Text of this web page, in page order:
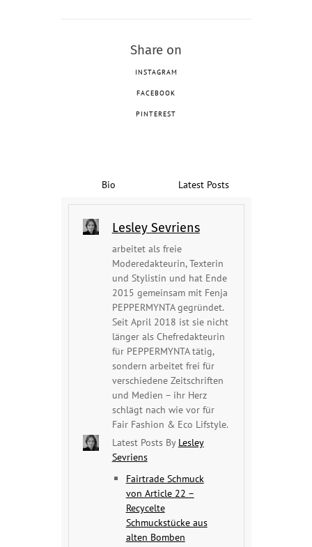
Share on
INSTAGRAM
FACEBOOK
PINTEREST
Bio Latest Posts
Lesley Sevriens
arbeitet als freie
Moderedakteurin, Texterin
und Stylistin und hat Ende
2015 gemeinsam mit Fenja
PEPPERMYNTA gegründet.
Seit April 2018 ist sie nicht
länger als Chefredakteurin
für PEPPERMYNTA tätig,
sondern arbeitet frei für
verschiedene Zeitschriften
und Medien – ihr Herz
schlägt nach wie vor für
Fair Fashion & Eco Lifstyle.
Latest Posts By Lesley
Sevriens
Fairtrade Schmuck
von Article 22 –
Recycelte
Schmuckstücke aus
alten Bomben